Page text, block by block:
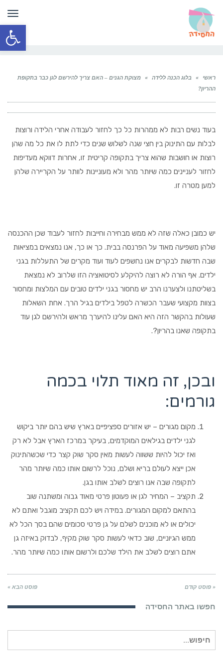
פתח
ראשי » בלוג הכנה ללידה »
מצוקת הגנים – האם צריך להירשם לגן כבר בתקופת
ההריון?
בעוד נשים רבות לא ממהרות כל כך לחזור לעבודה אחרי הלידה ורוצות
לבלות עם התינוק בין חצי שנה לשלוש שנים כדי לתת לו את כל מה שהן
רוצות או חושבות שהוא צריך בתקופה קריטית זו, אחרות דווקא מעדיפות
לחזור לעניינים כמה שיותר מהר ולא מעוניינות לוותר על הקריירה שלהן
למען מטרה זו.
יש כמובן כאלה שזה לא ממש מבחירה וחייבות לחזור לעבוד שכן ההכנסה
שלהן משפיעה מאוד על הפרנסה בבית. כך או כך, אנו נמצאים במציאות
שבה חדשות לבקרים אנו נחשפים לעוד ועוד מקרים של התעללות בגני
ילדים. אף הורה לא רוצה להיקלע לסיטואציה הזו שלרוב לא נמצאת
בשליטתנו ולצערנו הרב יש מחסור בגני ילדים טובים עם המלצות ומחסור
בצוות מקצועי שעבר הכשרה לטפל בילדים בגיל הרך. אחת השאלות
שעולות בהקשר הזה היא האם עלינו להיערך מראש ולהירשם לגן עוד
בתקופה שאנו בהריון?.
ובכן, זה מאוד תלוי בכמה
גורמים:
מקום מגורים – יש אזורים ספציפיים בארץ שיש בהם יותר ביקוש
לגני ילדים בגילאים המוקדמים, בעיקר במרכז הארץ אבל לא רק
ואז יכול להיות ששווה לעשות מאין סקר שוק קצר כדי שכשהתינוק
אכן ייצא לעולם בריא ושלם, נוכל לרשום אותו כמה שיותר מהר
לתקופה שבה אנו רוצים לשלב אותו בגן.
תקציב – המחיר לגן או פעוטון פרטי מאוד גבוה ומשתנה שוב
בהתאם למקום המגורים. במידה ויש לכם תקציב מוגבל ואתם לא
יכולים או לא מוכנים לשלם על גן פרטי סכומים שהם בסך הכל לא
ממש הגיוניים, שוב כדאי לעשות סקר שוק מקיף, לבדוק באיזה גן
אתם רוצים לשלב את הילד שלכם ולרשום אותו כמה שיותר מהר.
« פוסט קודם פוסט הבא »
חפשו באתר החסידה
עבור: